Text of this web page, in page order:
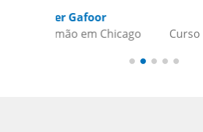
Curso de Alemão em